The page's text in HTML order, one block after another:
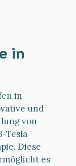
in
in
und
von
Tesla
Diese
es